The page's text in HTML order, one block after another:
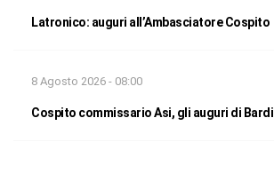
Latronico: auguri all’Ambasciatore Cospito
8 Agosto 2026 - 08:00
Cospito commissario Asi, gli auguri di Bardi